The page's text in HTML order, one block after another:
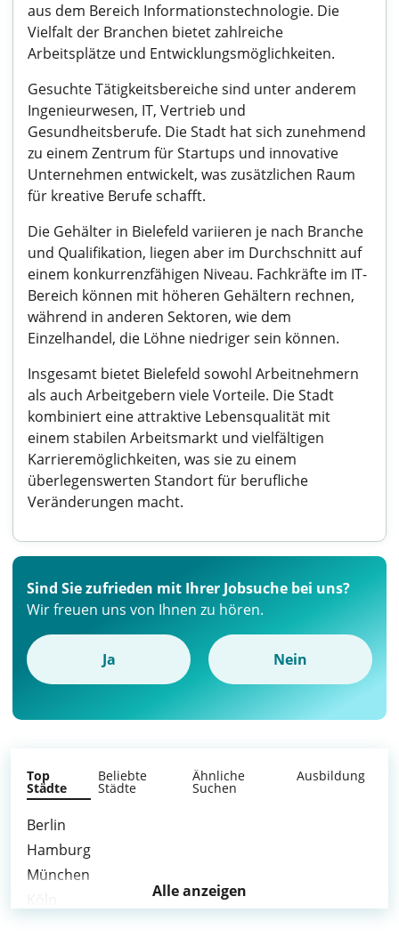
aus dem Bereich Informationstechnologie. Die
Vielfalt der Branchen bietet zahlreiche
Arbeitsplätze und Entwicklungsmöglichkeiten.
Gesuchte Tätigkeitsbereiche sind unter anderem
Ingenieurwesen, IT, Vertrieb und
Gesundheitsberufe. Die Stadt hat sich zunehmend
zu einem Zentrum für Startups und innovative
Unternehmen entwickelt, was zusätzlichen Raum
für kreative Berufe schafft.
Die Gehälter in Bielefeld variieren je nach Branche
und Qualifikation, liegen aber im Durchschnitt auf
einem konkurrenzfähigen Niveau. Fachkräfte im IT-
Bereich können mit höheren Gehältern rechnen,
während in anderen Sektoren, wie dem
Einzelhandel, die Löhne niedriger sein können.
Insgesamt bietet Bielefeld sowohl Arbeitnehmern
als auch Arbeitgebern viele Vorteile. Die Stadt
kombiniert eine attraktive Lebensqualität mit
einem stabilen Arbeitsmarkt und vielfältigen
Karrieremöglichkeiten, was sie zu einem
überlegenswerten Standort für berufliche
Veränderungen macht.
Sind Sie zufrieden mit Ihrer Jobsuche bei uns?
Wir freuen uns von Ihnen zu hören.
Ja Nein
Top
Städte
Beliebte
Städte
Ähnliche
Suchen
Ausbildung
Berlin
Hamburg
München
Alle anzeigen